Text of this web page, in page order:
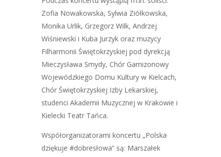
Zofia Nowakowska, Sylwia Ziółkowska,
Monika Urlik, Grzegorz Wilk, Andrzej
Wiśniewski i Kuba Jurzyk oraz muzycy
Filharmonii Świętokrzyskiej pod dyrekcją
Mieczysława Smydy, Chór Garnizonowy
Wojewódzkiego Domu Kultury w Kielcach,
Chór Świętokrzyskiej Izby Lekarskiej,
studenci Akademii Muzycznej w Krakowie i
Kielecki Teatr Tańca.
Współorganizatorami koncertu „Polska
dziękuje #dobresłowa” są: Marszałek